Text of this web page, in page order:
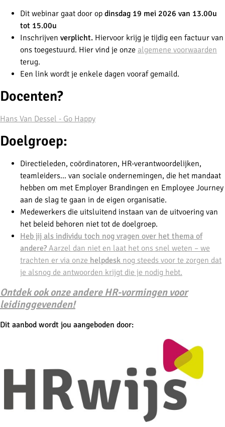
Dit webinar gaat door op dinsdag 19 mei 2026 van 13.00u
tot 15.00u
Inschrijven verplicht. Hiervoor krijg je tijdig een factuur van
ons toegestuurd. Hier vind je onze algemene voorwaarden
terug.
Een link wordt je enkele dagen vooraf gemaild.
Docenten?
Hans Van Dessel - Go Happy
Doelgroep:
Directieleden, coördinatoren, HR-verantwoordelijken,
teamleiders... van sociale ondernemingen, die het mandaat
hebben om met Employer Brandingen en Employee Journey
aan de slag te gaan in de eigen organisatie.
Medewerkers die uitsluitend instaan van de uitvoering van
het beleid behoren niet tot de doelgroep.
Heb jij als individu toch nog vragen over het thema of
andere? Aarzel dan niet en laat het ons snel weten – we
trachten er via onze helpdesk nog steeds voor te zorgen dat
je alsnog de antwoorden krijgt die je nodig hebt.
Ontdek ook onze andere HR-vormingen voor
leidinggevenden!
Dit aanbod wordt jou aangeboden door: